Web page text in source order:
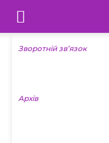
Телебачення
«Капрі»
Новини
Зворотній зв’язок
Архів